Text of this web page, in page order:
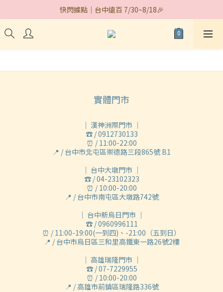
期間限定｜#統一大布丁+升級芋泥 🍮
快閃據點｜台中遠百 7/30~8/18🎉
期間限定｜#統一大布丁+升級芋泥 🍮
實體門市
｜ 漢神洲際門市 ｜
☎ / 0912730133
⏰ / 11:00-22:00
📍 / 台中市北屯區崇德路三段865號 B1
｜ 台中大墩門市 ｜
☎ / 04-23102323
⏰ / 10:00-20:00
📍 / 台中市南屯區大墩路742號
｜ 台中新烏日門市 ｜
☎ / 0960996111
⏰ / 11:00-19:00(一到四)、-21:00（五到日）
📍 / 台中市烏日區三和里高鐵東一路26號2樓
｜ 高雄瑞隆門市 ｜
☎ / 07-7229955
⏰ / 10:00-20:00
📍 / 高雄市前鎮區瑞隆路336號